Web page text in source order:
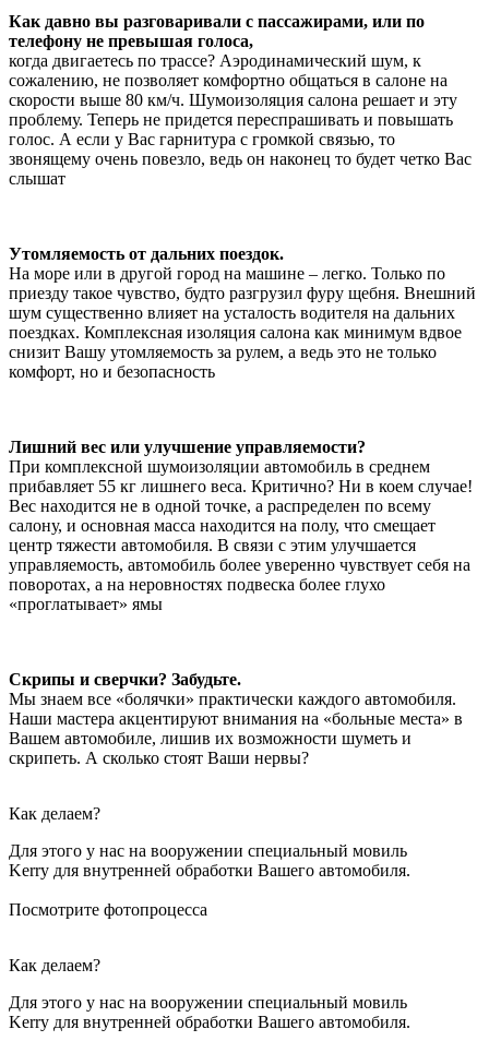
Как давно вы разговаривали с пассажирами, или по
телефону не превышая голоса,
когда двигаетесь по трассе? Аэродинамический шум, к
сожалению, не позволяет комфортно общаться в салоне на
скорости выше 80 км/ч. Шумоизоляция салона решает и эту
проблему. Теперь не придется переспрашивать и повышать
голос. А если у Вас гарнитура с громкой связью, то
звонящему очень повезло, ведь он наконец то будет четко Вас
слышат
Утомляемость от дальних поездок.
На море или в другой город на машине – легко. Только по
приезду такое чувство, будто разгрузил фуру щебня. Внешний
шум существенно влияет на усталость водителя на дальних
поездках. Комплексная изоляция салона как минимум вдвое
снизит Вашу утомляемость за рулем, а ведь это не только
комфорт, но и безопасность
Лишний вес или улучшение управляемости?
При комплексной шумоизоляции автомобиль в среднем
прибавляет 55 кг лишнего веса. Критично? Ни в коем случае!
Вес находится не в одной точке, а распределен по всему
салону, и основная масса находится на полу, что смещает
центр тяжести автомобиля. В связи с этим улучшается
управляемость, автомобиль более уверенно чувствует себя на
поворотах, а на неровностях подвеска более глухо
«проглатывает» ямы
Скрипы и сверчки? Забудьте.
Мы знаем все «болячки» практически каждого автомобиля.
Наши мастера акцентируют внимания на «больные места» в
Вашем автомобиле, лишив их возможности шуметь и
скрипеть. А сколько стоят Ваши нервы?
Как делаем?
Для этого у нас на вооружении специальный мовиль
Kerry для внутренней обработки Вашего автомобиля.
Посмотрите фотопроцесса
Как делаем?
Для этого у нас на вооружении специальный мовиль
Kerry для внутренней обработки Вашего автомобиля.